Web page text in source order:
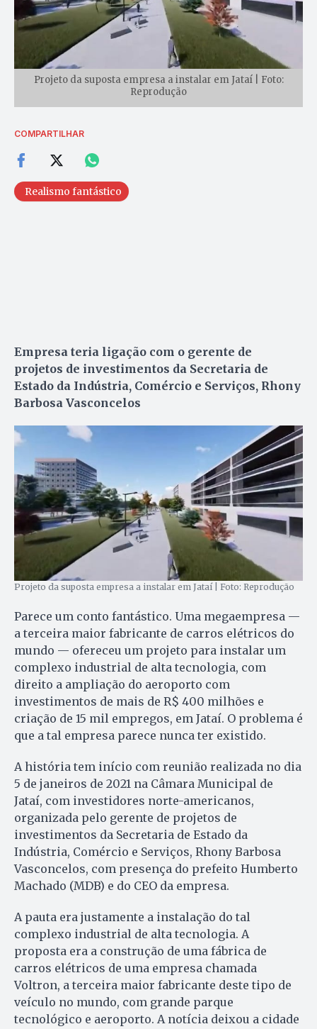
Projeto da suposta empresa a instalar em Jataí | Foto:
Reprodução
COMPARTILHAR
Realismo fantástico
Empresa teria ligação com o gerente de
projetos de investimentos da Secretaria de
Estado da Indústria, Comércio e Serviços, Rhony
Barbosa Vasconcelos
Projeto da suposta empresa a instalar em Jataí | Foto: Reprodução
Parece um conto fantástico. Uma megaempresa —
a terceira maior fabricante de carros elétricos do
mundo — ofereceu um projeto para instalar um
complexo industrial de alta tecnologia, com
direito a ampliação do aeroporto com
investimentos de mais de R$ 400 milhões e
criação de 15 mil empregos, em Jataí. O problema é
que a tal empresa parece nunca ter existido.
A história tem início com reunião realizada no dia
5 de janeiros de 2021 na Câmara Municipal de
Jataí, com investidores norte-americanos,
organizada pelo gerente de projetos de
investimentos da Secretaria de Estado da
Indústria, Comércio e Serviços, Rhony Barbosa
Vasconcelos, com presença do prefeito Humberto
Machado (MDB) e do CEO da empresa.
A pauta era justamente a instalação do tal
complexo industrial de alta tecnologia. A
proposta era a construção de uma fábrica de
carros elétricos de uma empresa chamada
Voltron, a terceira maior fabricante deste tipo de
veículo no mundo, com grande parque
tecnológico e aeroporto. A notícia deixou a cidade